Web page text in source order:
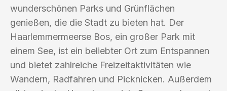
wunderschönen Parks und Grünflächen
genießen, die die Stadt zu bieten hat. Der
Haarlemmermeerse Bos, ein großer Park mit
einem See, ist ein beliebter Ort zum Entspannen
und bietet zahlreiche Freizeitaktivitäten wie
Wandern, Radfahren und Picknicken. Außerdem